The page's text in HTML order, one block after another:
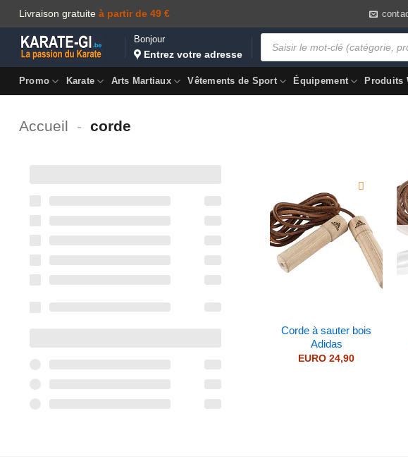
Skip
to
content
Livraison gratuite à partir de 49 €
Bonjour
Entrez votre adresse
Products
search
Promo Karate Arts Martiaux Vêtements de Sport Équipement Produits
Accueil - corde
Corde à sauter bois
Adidas
EURO 24,90